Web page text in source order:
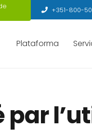
+351-800-
Plataforma